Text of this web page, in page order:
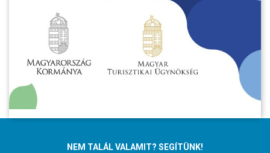
NEM TALÁL VALAMIT? SEGÍTÜNK!